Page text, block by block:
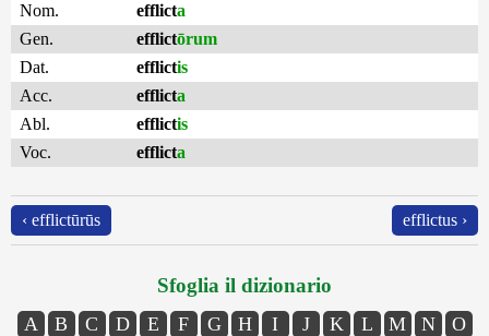
Nom.
efflicta
Gen.
efflictōrum
Dat.
efflictis
Acc.
efflicta
Abl.
efflictis
Voc.
efflicta
‹ efflictūrūs efflictus ›
Sfoglia il dizionario
A B C D E F G H I J K L M N
O